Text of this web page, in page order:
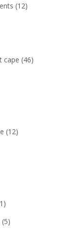
(12)
cape (46)
(12)
(5)